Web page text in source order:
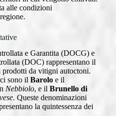
alle condizioni
e Garantita (DOCG) e
(DOC) rappresentano il
da vitigni autoctoni.
sono il Barolo e il
Nebbiolo, e il Brunello di
. Queste denominazioni
la quintessenza dei